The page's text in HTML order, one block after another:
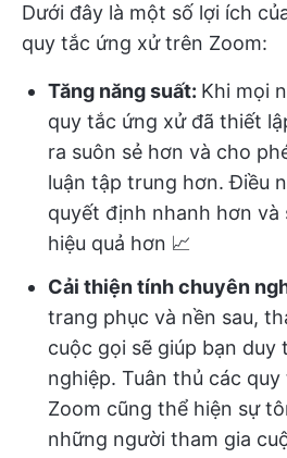
Dưới đây là một số lợi ích
quy tắc ứng xử trên Zoom:
Tăng năng suất: Khi mọi
quy tắc ứng xử đã thiết
ra suôn sẻ hơn và cho
luận tập trung hơn. Điều
quyết định nhanh hơn và
hiệu quả hơn 📈
Cải thiện tính chuyên
trang phục và nền sau,
cuộc gọi sẽ giúp bạn duy
nghiệp. Tuân thủ các
Zoom cũng thể hiện sự
những người tham gia